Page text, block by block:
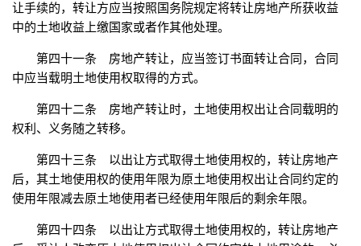
让手续的，转让方应当按照国务院规定将转让房地产所获收益
中的土地收益上缴国家或者作其他处理。
第四十一条 房地产转让，应当签订书面转让合同，合同
中应当载明土地使用权取得的方式。
第四十二条 房地产转让时，土地使用权出让合同载明的
权利、义务随之转移。
第四十三条 以出让方式取得土地使用权的，转让房地产
后，其土地使用权的使用年限为原土地使用权出让合同约定的
使用年限减去原土地使用者已经使用年限后的剩余年限。
第四十四条 以出让方式取得土地使用权的，转让房地产